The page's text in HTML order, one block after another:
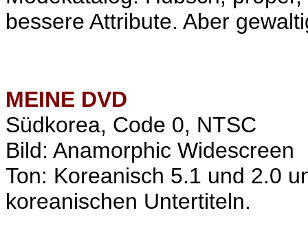
bessere Attribute. Aber
MEINE DVD
Südkorea, Code 0, NTSC
Bild: Anamorphic Widescreen
Ton: Koreanisch 5.1 und 2.0
koreanischen Untertiteln.